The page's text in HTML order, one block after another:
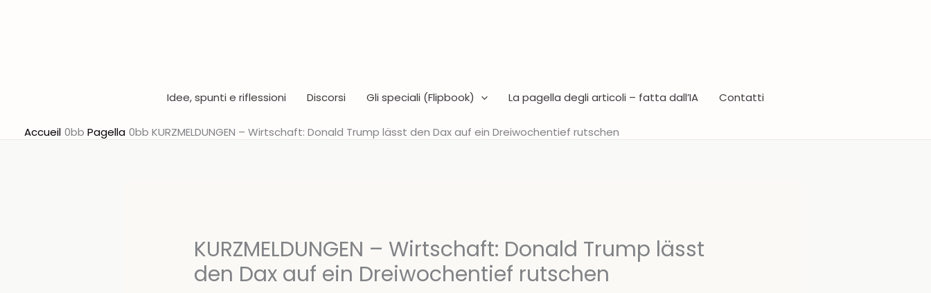
Idee, spunti e riflessioni Discorsi Gli speciali (Flipbook) La pagella degli articoli – fatta dall’IA Contatti
Accueil Pagella KURZMELDUNGEN – Wirtschaft: Donald Trump lässt den Dax auf ein Dreiwochentief rutschen
KURZMELDUNGEN – Wirtschaft: Donald Trump lässt
den Dax auf ein Dreiwochentief rutschen